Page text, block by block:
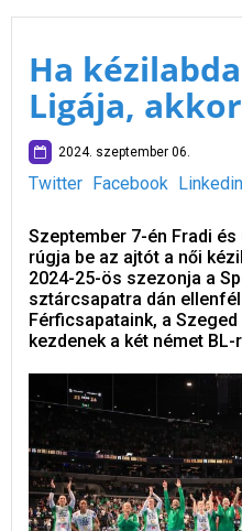
Ha
Ligája,
2024. szeptember 06.
Twitter Facebook Linkedin
Szeptember 7-én Fradi
rúgja be az ajtót a női
2024-25-ös szezonja a
sztárcsapatra dán
Férficsapataink, a
kezdenek a két német